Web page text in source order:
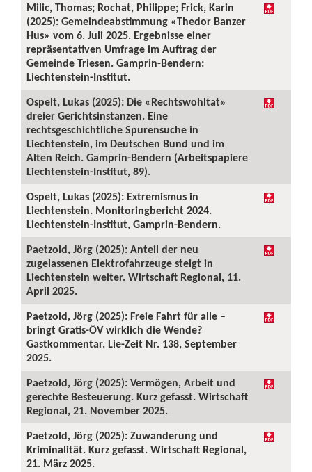
Milic, Thomas; Rochat, Philippe; Frick, Karin
(2025): Gemeindeabstimmung «Thedor Banzer
Hus» vom 6. Juli 2025. Ergebnisse einer
repräsentativen Umfrage im Auftrag der
Gemeinde Triesen. Gamprin-Bendern:
Liechtenstein-Institut.
Ospelt, Lukas (2025): Die «Rechtswohltat»
dreier Gerichtsinstanzen. Eine
rechtsgeschichtliche Spurensuche in
Liechtenstein, im Deutschen Bund und im
Alten Reich. Gamprin-Bendern (Arbeitspapiere
Liechtenstein-Institut, 89).
Ospelt, Lukas (2025): Extremismus in
Liechtenstein. Monitoringbericht 2024.
Liechtenstein-Institut, Gamprin-Bendern.
Paetzold, Jörg (2025): Anteil der neu
zugelassenen Elektrofahrzeuge steigt in
Liechtenstein weiter. Wirtschaft Regional, 11.
April 2025.
Paetzold, Jörg (2025): Freie Fahrt für alle –
bringt Gratis-ÖV wirklich die Wende?
Gastkommentar. Lie-Zeit Nr. 138, September
2025.
Paetzold, Jörg (2025): Vermögen, Arbeit und
gerechte Besteuerung. Kurz gefasst. Wirtschaft
Regional, 21. November 2025.
Paetzold, Jörg (2025): Zuwanderung und
Kriminalität. Kurz gefasst. Wirtschaft Regional,
21. März 2025.